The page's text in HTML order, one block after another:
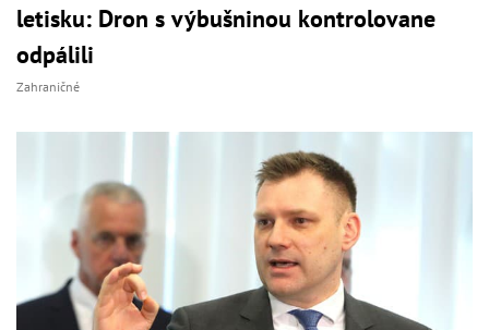
letisku: Dron s výbušninou kontrolovane
odpálili
Zahraničné